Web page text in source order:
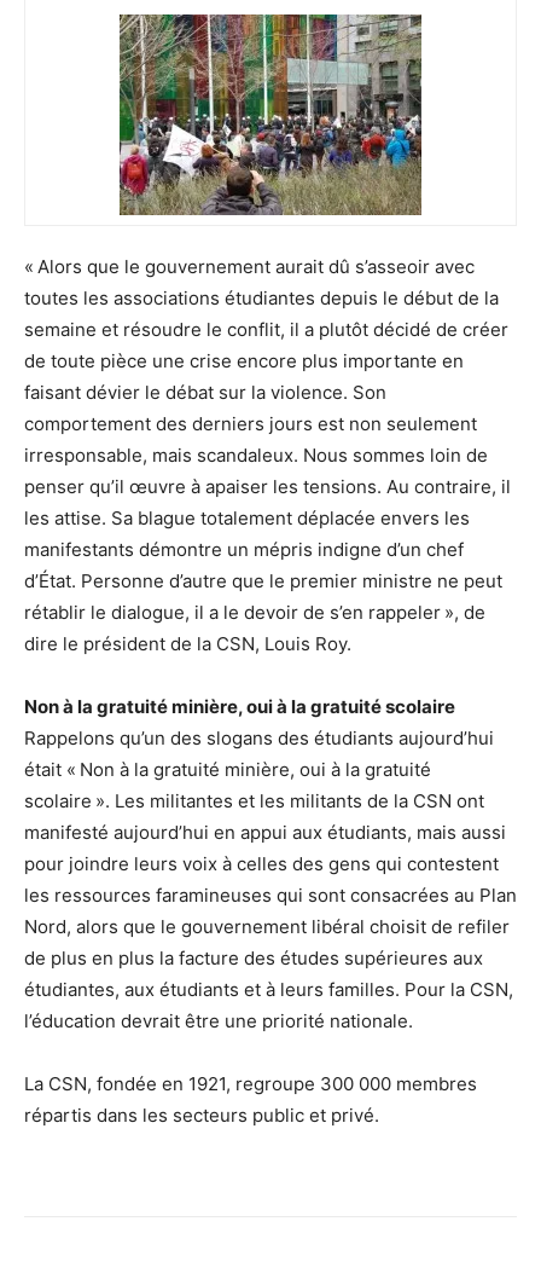
« Alors que le gouvernement aurait dû s’asseoir avec
toutes les associations étudiantes depuis le début de la
semaine et résoudre le conflit, il a plutôt décidé de créer
de toute pièce une crise encore plus importante en
faisant dévier le débat sur la violence. Son
comportement des derniers jours est non seulement
irresponsable, mais scandaleux. Nous sommes loin de
penser qu’il œuvre à apaiser les tensions. Au contraire, il
les attise. Sa blague totalement déplacée envers les
manifestants démontre un mépris indigne d’un chef
d’État. Personne d’autre que le premier ministre ne peut
rétablir le dialogue, il a le devoir de s’en rappeler », de
dire le président de la CSN, Louis Roy.
Non à la gratuité minière, oui à la gratuité scolaire
Rappelons qu’un des slogans des étudiants aujourd’hui
était « Non à la gratuité minière, oui à la gratuité
scolaire ». Les militantes et les militants de la CSN ont
manifesté aujourd’hui en appui aux étudiants, mais aussi
pour joindre leurs voix à celles des gens qui contestent
les ressources faramineuses qui sont consacrées au Plan
Nord, alors que le gouvernement libéral choisit de refiler
de plus en plus la facture des études supérieures aux
étudiantes, aux étudiants et à leurs familles. Pour la CSN,
l’éducation devrait être une priorité nationale.
La CSN, fondée en 1921, regroupe 300 000 membres
répartis dans les secteurs public et privé.